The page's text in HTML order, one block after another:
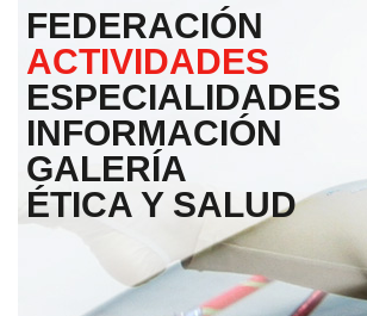
FEDERACIÓN
ACTIVIDADES
ESPECIALIDADES
INFORMACIÓN
GALERÍA
ÉTICA Y SALUD